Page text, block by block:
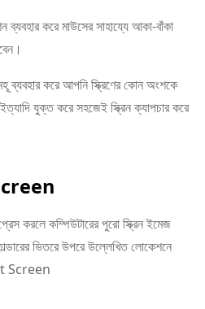
করে মাউসের সাহায্যে আকা-বাঁকা
ব্যবহার করে আপনি স্ক্রিণের কোন অংশকে
যুক্ত করে সহজেই স্ক্রিন ক্যাপচার করে
করলে কম্পিউটারের পুরো স্ক্রিন ইমেজ
ভিতরে উপরে উল্লেখিত লোকেশনে
Screen